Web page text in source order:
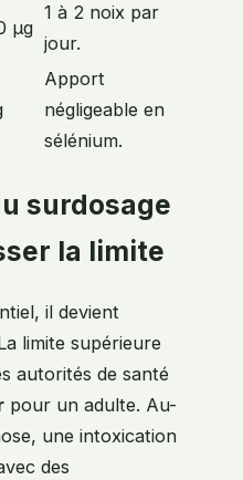
µg
1 à 2 noix par
jour.
Apport
négligeable en
sélénium.
surdosage
la limite
il devient
limite supérieure
autorités de santé
pour un adulte. Au-
une intoxication
des